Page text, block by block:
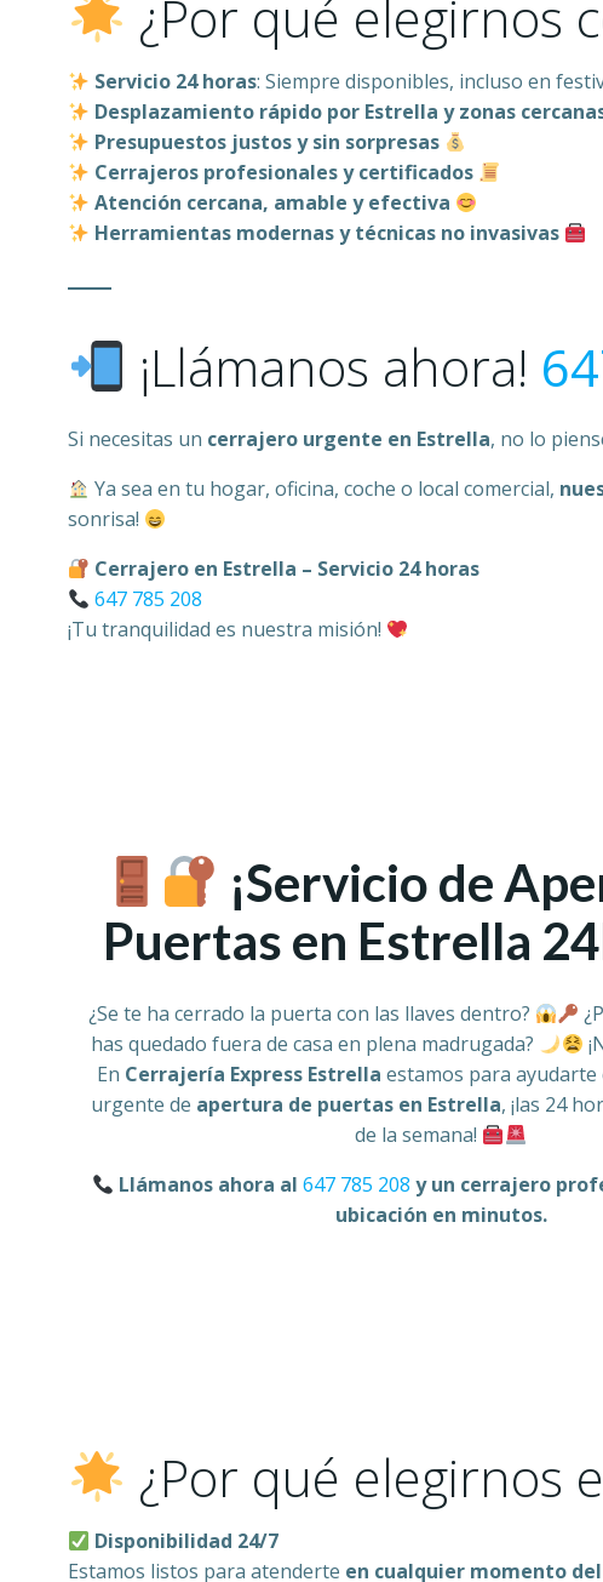
¿Por qué elegirnos
Servicio 24 horas: Siempre disponibles, incluso en
Desplazamiento rápido por Estrella y zonas
Presupuestos justos y sin sorpresas
Cerrajeros profesionales y certificados
Atención cercana, amable y efectiva
Herramientas modernas y técnicas no invasivas
¡Llámanos ahora!
Si necesitas un cerrajero urgente en Estrella, no lo
Ya sea en tu hogar, oficina, coche o local comercial,
sonrisa!
Cerrajero en Estrella – Servicio 24 horas
647 785 208
¡Tu tranquilidad es nuestra misión!
¡Servicio de
Puertas en Estrella
¿Se te ha cerrado la puerta con las llaves dentro?
has quedado fuera de casa en plena madrugada?
En Cerrajería Express Estrella estamos para
urgente de apertura de puertas en Estrella, ¡las 24
de la semana!
Llámanos ahora al647 785 208 y un cerrajero
ubicación en minutos.
¿Por qué elegirnos
Disponibilidad 24/7
Estamos listos para atenderte en cualquier momento